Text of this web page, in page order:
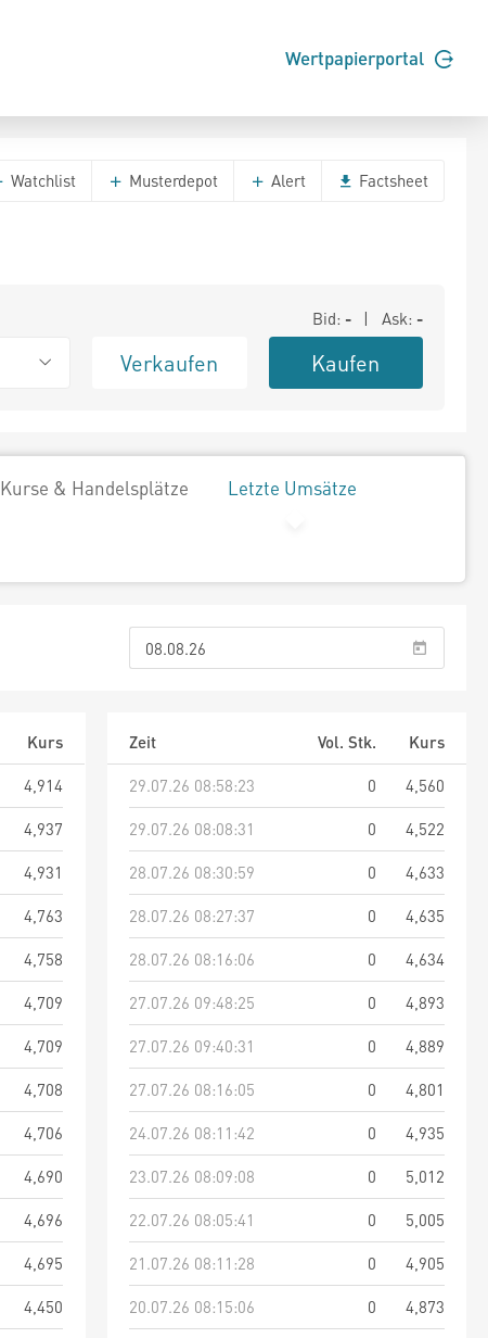
Wertpapierportal
Watchlist Musterdepot Alert Factsheet
Bid: - | Ask: -
Verkaufen Kaufen
Kurse & Handelsplätze Letzte Umsätze
Kurs
4,914
4,937
4,931
4,763
4,758
4,709
4,709
4,708
4,706
4,690
4,696
4,695
4,450
Zeit Vol. Stk.
Kurs
29.07.26 08:58:23
0
4,560
29.07.26 08:08:31
0
4,522
28.07.26 08:30:59
0
4,633
28.07.26 08:27:37
0
4,635
28.07.26 08:16:06
0
4,634
27.07.26 09:48:25
0
4,893
27.07.26 09:40:31
0
4,889
27.07.26 08:16:05
0
4,801
24.07.26 08:11:42
0
4,935
23.07.26 08:09:08
0
5,012
22.07.26 08:05:41
0
5,005
21.07.26 08:11:28
0
4,905
20.07.26 08:15:06
0
4,873